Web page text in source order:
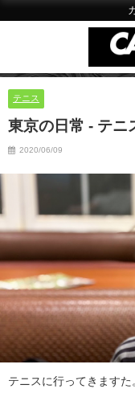
テニス
東京の日常 - テニ
2020/06/09
テニスに行ってきますた